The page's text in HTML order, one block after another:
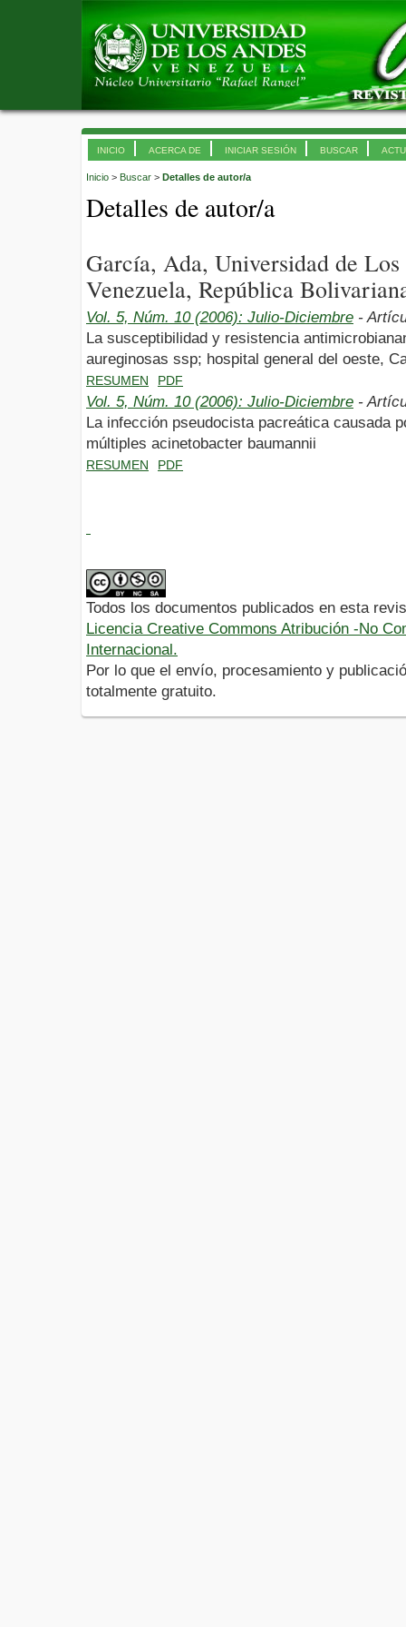
INICIO ACERCA DE INICIAR SESIÓN BUSCAR
Inicio > Buscar > Detalles de autor/a
Detalles de autor/a
García, Ada, Universidad de
Venezuela, República
Vol. 5, Núm. 10 (2006): Julio-Diciembre -
La susceptibilidad y resistencia
aureginosas ssp; hospital general del oeste,
RESUMEN PDF
Vol. 5, Núm. 10 (2006): Julio-Diciembre -
La infección pseudocista pacreática causada
múltiples acinetobacter baumannii
RESUMEN PDF
Todos los documentos publicados en esta
Licencia Creative Commons Atribución -No
Internacional.
Por lo que el envío, procesamiento y
totalmente gratuito.